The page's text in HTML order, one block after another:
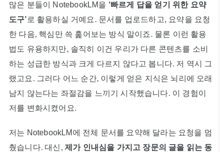
많은 분들이 NotebookLM을 ‘빠르게 답을 얻기 위한 요약
도구’ 로 활용하실 거예요. 문서를 업로드하고, 요약을 요청
한 다음, 핵심만 쓱 훑어보는 방식 말이죠. 물론 이런 활용
법도 유용하지만, 솔직히 이건 우리가 다른 콘텐츠를 소비
하는 성급한 방식과 크게 다르지 않다고 봅니다. 저 역시 그
랬고요. 그러다 어느 순간, 이렇게 얻은 지식은 뇌리에 오래
남지 않는다는 좌절감을 느끼기 시작했습니다. 이 경험이
저를 변화시켰어요.
저는 NotebookLM에 전체 문서를 요약해 달라는 요청을 멈
췄습니다. 대신,제가 인내심을 가지고 장문의 글을 읽는 동